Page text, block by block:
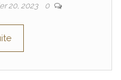
20, 2023 0